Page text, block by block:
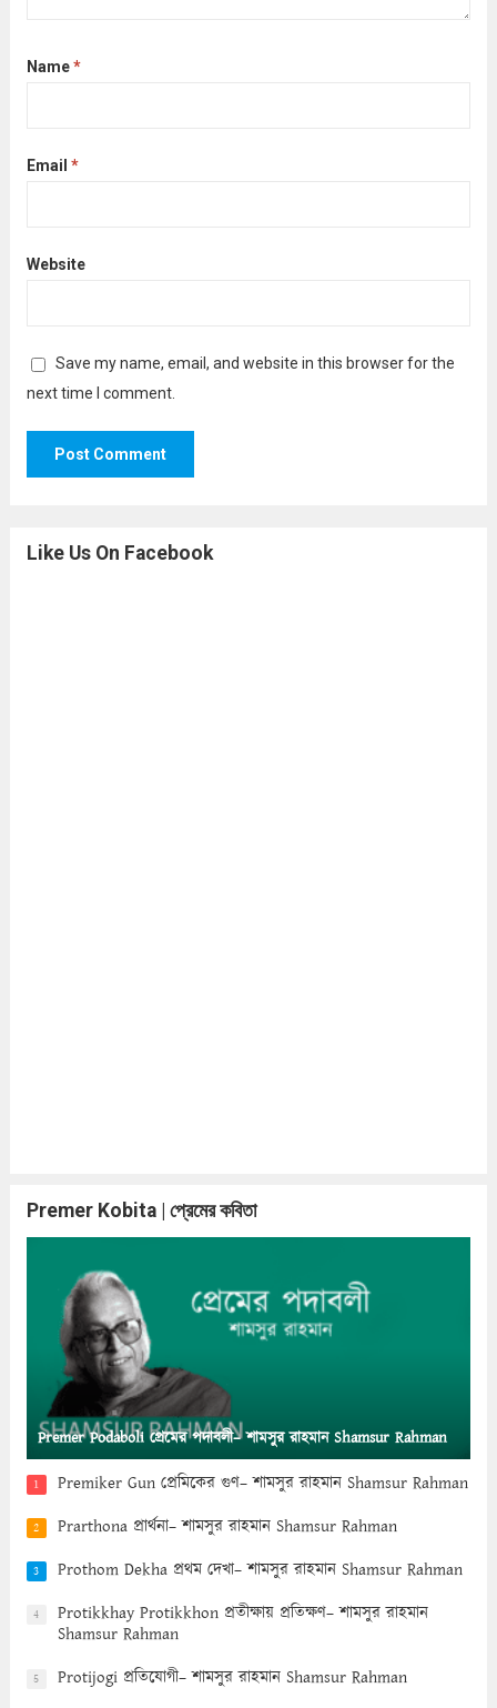
Name*
Email *
Website
Save my name, email, and website in this browser for the
next time I comment.
Like Us On Facebook
Premer Kobita | প্রেমের কবিতা
Premer Podaboli প্রেমের পদাবলী– শামসুর রাহমান Shamsur Rahman
1 Premiker Gun প্রেমিকের গুণ– শামসুর রাহমান Shamsur Rahman
2 Prarthona প্রার্থনা– শামসুর রাহমান Shamsur Rahman
3 Prothom Dekha প্রথম দেখা– শামসুর রাহমান Shamsur Rahman
4
Protikkhay Protikkhon প্রতীক্ষায় প্রতিক্ষণ– শামসুর রাহমান
Shamsur Rahman
5 Protijogi প্রতিযোগী– শামসুর রাহমান Shamsur Rahman